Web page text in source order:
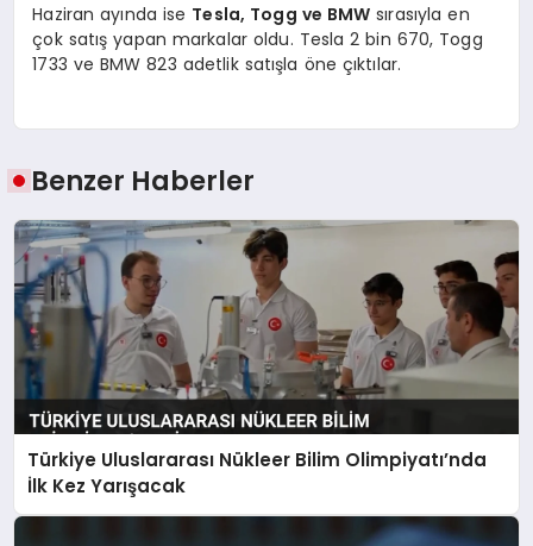
Haziran ayında ise Tesla, Togg ve BMW sırasıyla en
çok satış yapan markalar oldu. Tesla 2 bin 670, Togg
1733 ve BMW 823 adetlik satışla öne çıktılar.
Benzer Haberler
Türkiye Uluslararası Nükleer Bilim Olimpiyatı’nda
İlk Kez Yarışacak